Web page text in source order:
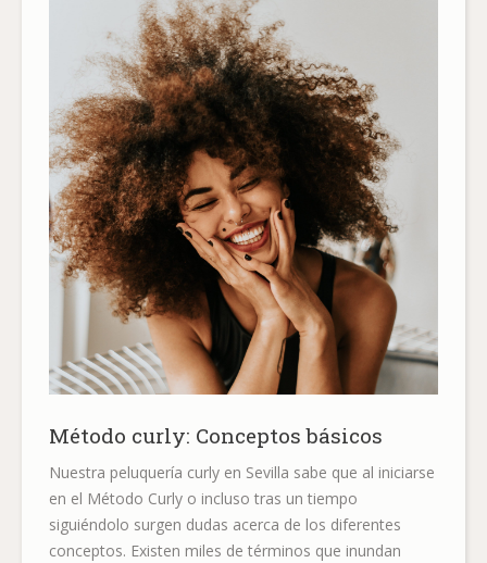
Método curly: Conceptos básicos
Nuestra peluquería curly en Sevilla sabe que al iniciarse
en el Método Curly o incluso tras un tiempo
siguiéndolo surgen dudas acerca de los diferentes
conceptos. Existen miles de términos que inundan